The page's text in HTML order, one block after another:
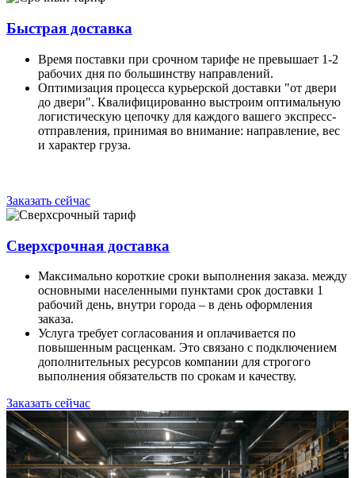
Быстрая доставка
Время поставки при срочном тарифе не превышает 1-2
рабочих дня по большинству направлений.
Оптимизация процесса курьерской доставки "от двери
до двери". Квалифицированно выстроим оптимальную
логистическую цепочку для каждого вашего экспресс-
отправления, принимая во внимание: направление, вес
и характер груза.
Заказать сейчас
Сверхсрочная доставка
Максимально короткие сроки выполнения заказа. между
основными населенными пунктами срок доставки 1
рабочий день, внутри города – в день оформления
заказа.
Услуга требует согласования и оплачивается по
повышенным расценкам. Это связано с подключением
дополнительных ресурсов компании для строгого
выполнения обязательств по срокам и качеству.
Заказать сейчас